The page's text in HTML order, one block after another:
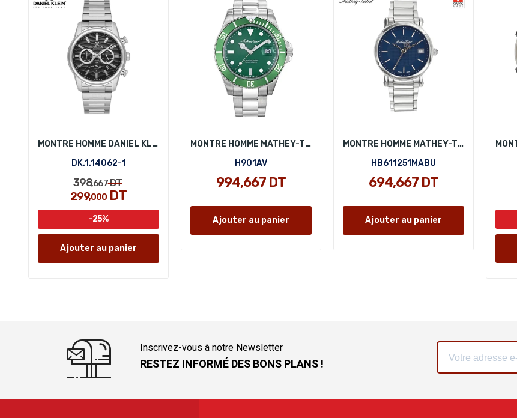
MONTRE HOMME DANIEL KLEIN DK.1.14062-1
DK.1.14062-1
398,667DT
299,000 DT
-25%
Ajouter au panier
MONTRE HOMME MATHEY-TISSOT H901AV
H901AV
994,667 DT
Ajouter au panier
MONTRE HOMME MATHEY-TISSOT HB611251MABU
HB611251MABU
694,667 DT
Ajouter au panier
Inscrivez-vous à notre Newsletter
RESTEZ INFORMÉ DES BONS PLANS !